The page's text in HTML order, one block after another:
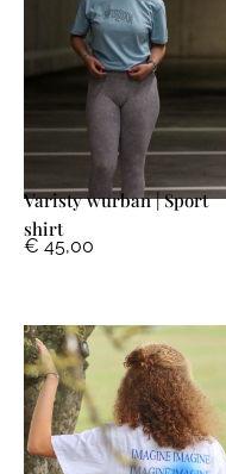
Varisty wurban | Sport
shirt
€ 45,00